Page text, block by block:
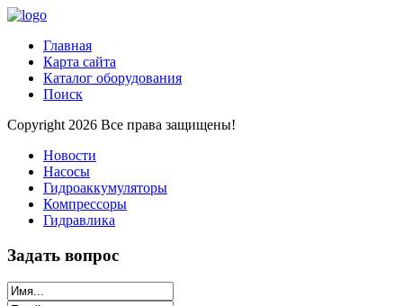
Главная
Карта сайта
Каталог оборудования
Поиск
Copyright 2026 Все права защищены!
Новости
Насосы
Гидроаккумуляторы
Компрессоры
Гидравлика
Задать вопрос